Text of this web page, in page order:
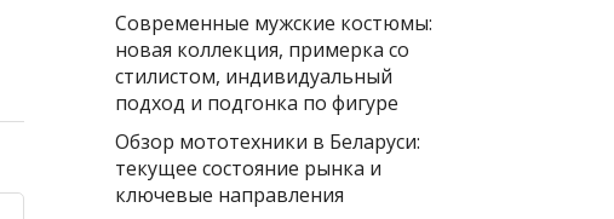
Современные мужские костюмы:
новая коллекция, примерка со
стилистом, индивидуальный
подход и подгонка по фигуре
Обзор мототехники в Беларуси:
текущее состояние рынка и
ключевые направления